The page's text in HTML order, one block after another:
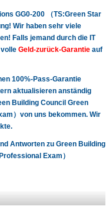
GG0-200 （TS:Green Star
Wir haben sehr viele
Falls jemand durch die IT
Geld-zurück-Garantie auf
100%-Pass-Garantie
aktualisieren anständig
Building Council Green
）von uns bekommen. Wir
Antworten zu Green Building
Exam）